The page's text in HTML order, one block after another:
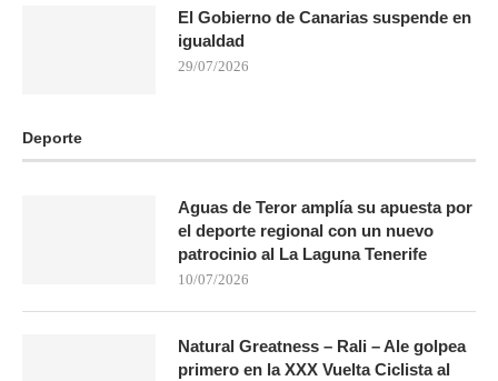
El Gobierno de Canarias suspende en
igualdad
29/07/2026
Deporte
Aguas de Teror amplía su apuesta por
el deporte regional con un nuevo
patrocinio al La Laguna Tenerife
10/07/2026
Natural Greatness – Rali – Ale golpea
primero en la XXX Vuelta Ciclista al